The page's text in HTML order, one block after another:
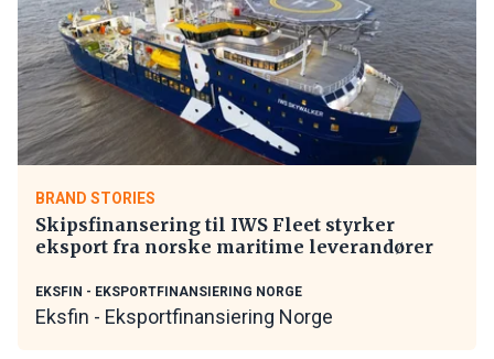
BRAND STORIES
Skipsfinansering til IWS Fleet styrker
eksport fra norske maritime leverandører
EKSFIN - EKSPORTFINANSIERING NORGE
Eksfin - Eksportfinansiering Norge